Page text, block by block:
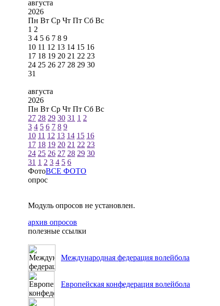
августа
2026
Пн Вт Ср Чт Пт Сб Вс
1 2
3 4 5 6 7 8 9
10 11 12 13 14 15 16
17 18 19 20 21 22 23
24 25 26 27 28 29 30
31
августа
2026
Пн Вт Ср Чт Пт Сб Вс
27 28 29 30 31 1 2
3 4 5 6 7 8 9
10 11 12 13 14 15 16
17 18 19 20 21 22 23
24 25 26 27 28 29 30
31 1 2 3 4 5 6
ФотоВСЕ ФОТО
опрос
Модуль опросов не установлен.
архив опросов
полезные ссылки
Международная федерация волейбола
Европейская конфедерация волейбола